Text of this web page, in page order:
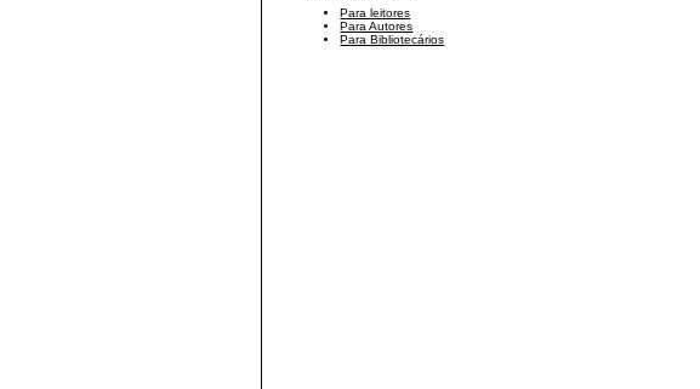
Para leitores
Para Autores
Para Bibliotecários